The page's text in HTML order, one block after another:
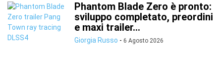
Phantom Blade Zero è pronto:
sviluppo completato, preordini
e maxi trailer...
Giorgia Russo - 6 Agosto 2026